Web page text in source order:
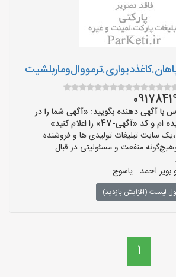
با آگهی دهنده بگویید: «آگهی شما را در
«آگهی-47» را اعلام کنید»
سایت تبلیغات تولیدی ها و فروشنده
منفعت و مسئولیتی در قبال
بویر احمد - یاسوج
لیست (افزایش بازدید)
1